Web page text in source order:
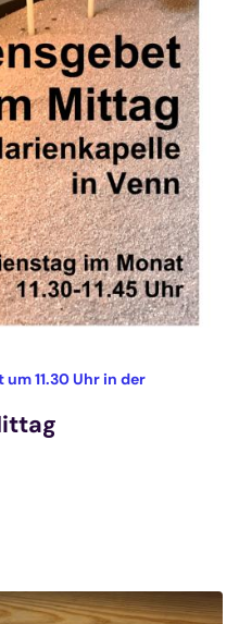
11.30 Uhr in der